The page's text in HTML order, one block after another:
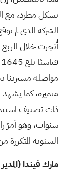
بشكل مطرد، مع
الشركة الذي لم
مواصلة مسيرتنا
السنوية
مارك فيندا (المدير